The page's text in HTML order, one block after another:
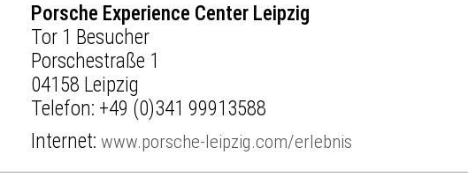
Porsche Experience Center Leipzig
Tor 1 Besucher
Porschestraße 1
04158 Leipzig
Telefon: +49 (0)341 99913588
Internet:www.porsche-leipzig.com/erlebnis